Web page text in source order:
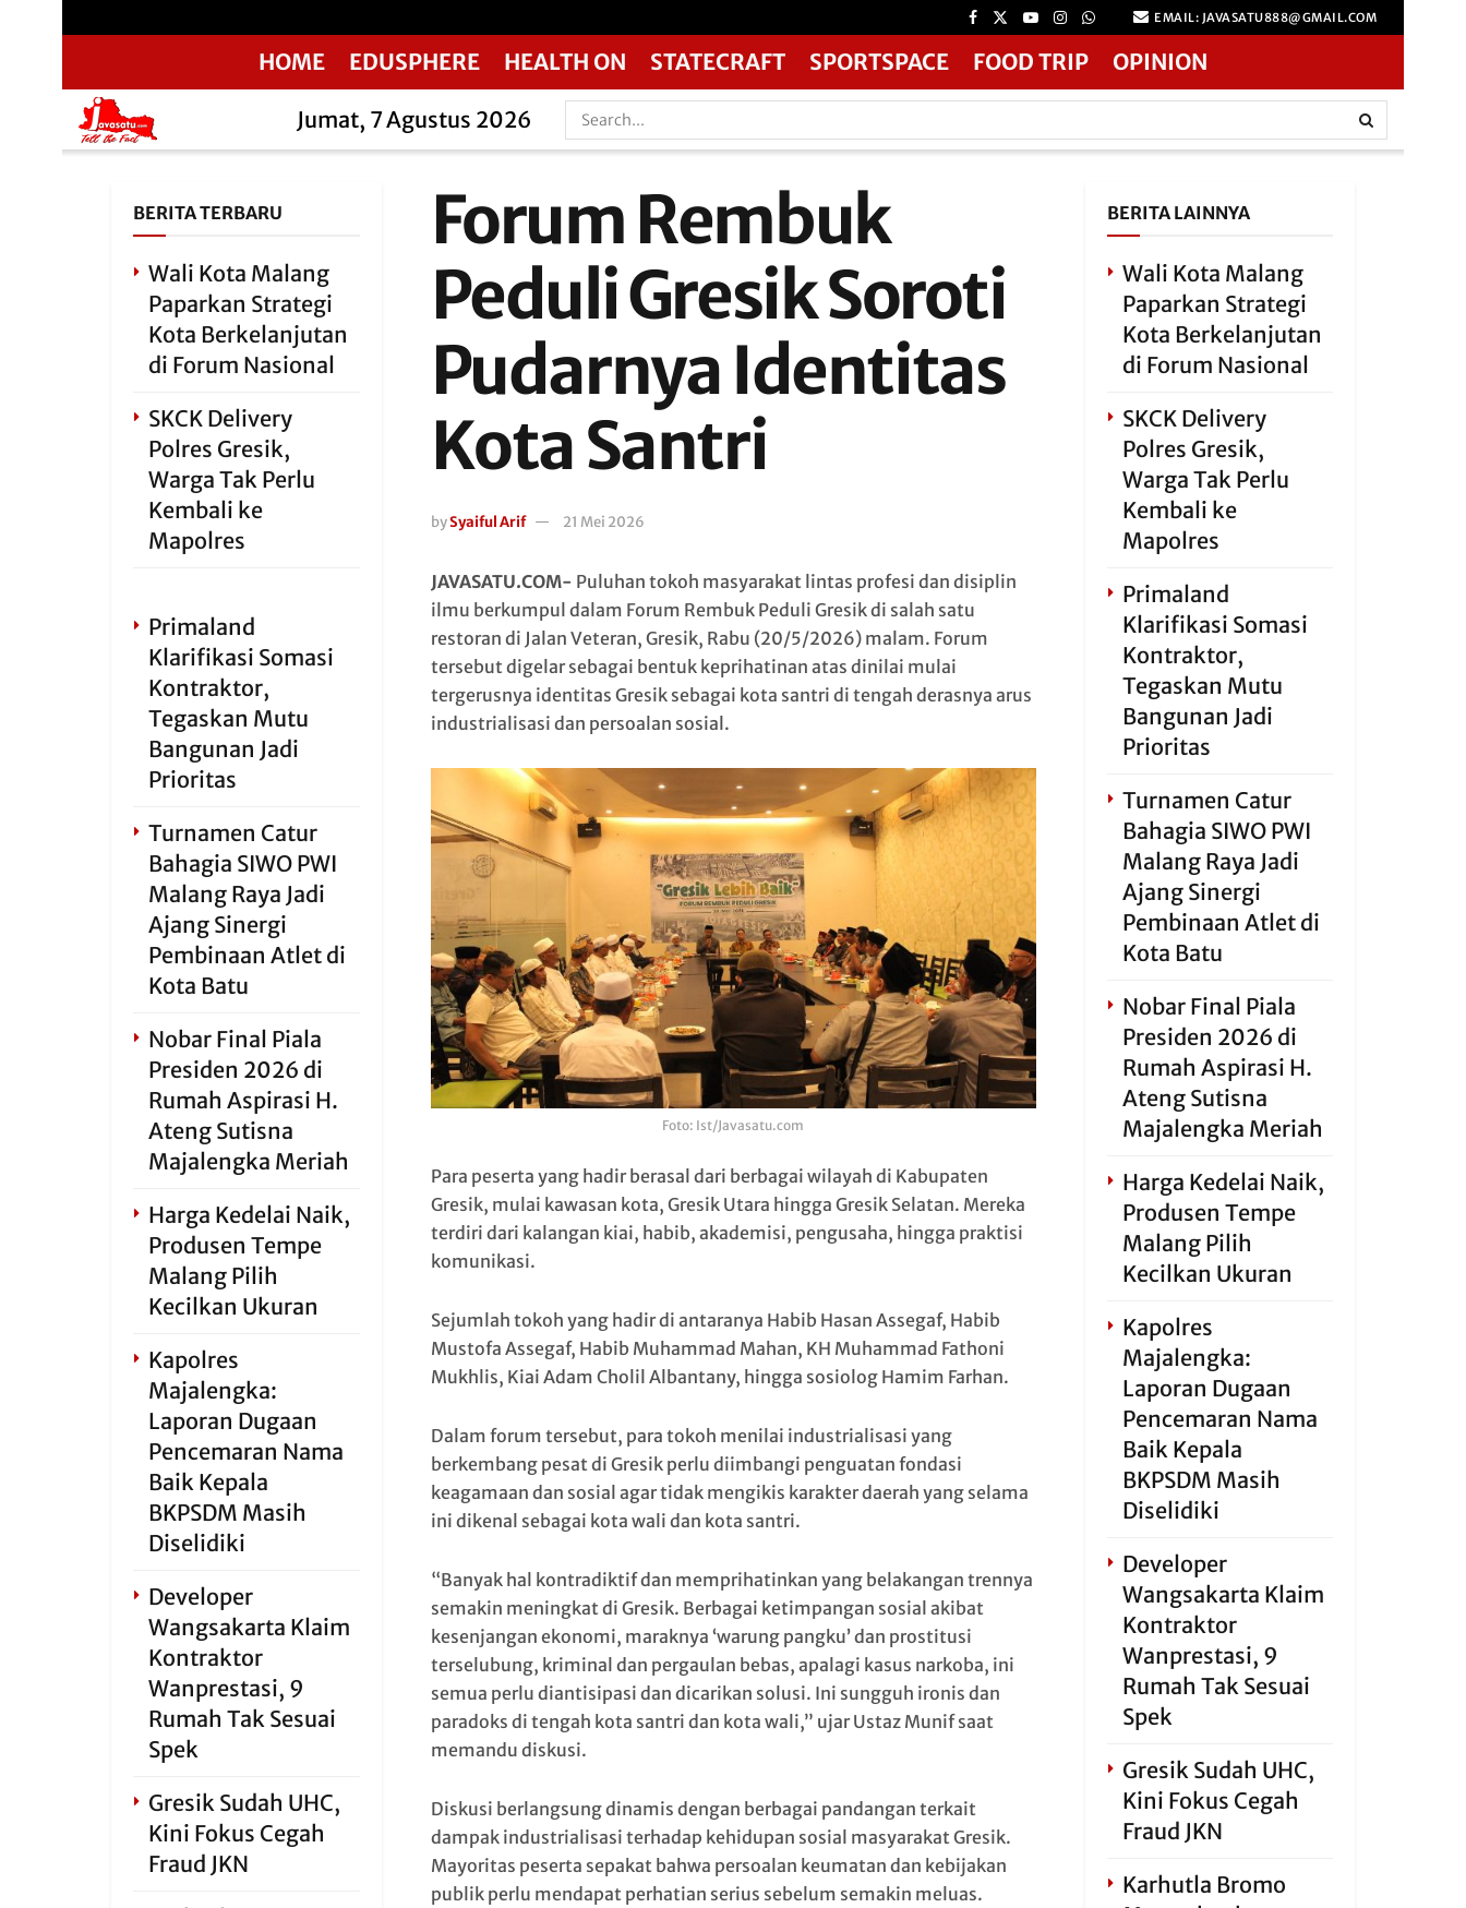
EMAIL: JAVASATU888@GMAIL.COM
HOME EDUSPHERE HEALTH ON STATECRAFT SPORTSPACE FOOD TRIP OPINION
Jumat, 7 Agustus 2026
Forum Rembuk
Peduli Gresik Soroti
Pudarnya Identitas
Kota Santri
bySyaiful Arif 21 Mei 2026
JAVASATU.COM- Puluhan tokoh masyarakat lintas profesi dan disiplin
ilmu berkumpul dalam Forum Rembuk Peduli Gresik di salah satu
restoran di Jalan Veteran, Gresik, Rabu (20/5/2026) malam. Forum
tersebut digelar sebagai bentuk keprihatinan atas dinilai mulai
tergerusnya identitas Gresik sebagai kota santri di tengah derasnya arus
industrialisasi dan persoalan sosial.
Foto: Ist/Javasatu.com
Para peserta yang hadir berasal dari berbagai wilayah di Kabupaten
Gresik, mulai kawasan kota, Gresik Utara hingga Gresik Selatan. Mereka
terdiri dari kalangan kiai, habib, akademisi, pengusaha, hingga praktisi
komunikasi.
Sejumlah tokoh yang hadir di antaranya Habib Hasan Assegaf, Habib
Mustofa Assegaf, Habib Muhammad Mahan, KH Muhammad Fathoni
Mukhlis, Kiai Adam Cholil Albantany, hingga sosiolog Hamim Farhan.
Dalam forum tersebut, para tokoh menilai industrialisasi yang
berkembang pesat di Gresik perlu diimbangi penguatan fondasi
keagamaan dan sosial agar tidak mengikis karakter daerah yang selama
ini dikenal sebagai kota wali dan kota santri.
“Banyak hal kontradiktif dan memprihatinkan yang belakangan trennya
semakin meningkat di Gresik. Berbagai ketimpangan sosial akibat
kesenjangan ekonomi, maraknya ‘warung pangku’ dan prostitusi
terselubung, kriminal dan pergaulan bebas, apalagi kasus narkoba, ini
semua perlu diantisipasi dan dicarikan solusi. Ini sungguh ironis dan
paradoks di tengah kota santri dan kota wali,” ujar Ustaz Munif saat
memandu diskusi.
Diskusi berlangsung dinamis dengan berbagai pandangan terkait
dampak industrialisasi terhadap kehidupan sosial masyarakat Gresik.
Mayoritas peserta sepakat bahwa persoalan keumatan dan kebijakan
publik perlu mendapat perhatian serius sebelum semakin meluas.
BERITA TERBARU
Wali Kota Malang
Paparkan Strategi
Kota Berkelanjutan
di Forum Nasional
SKCK Delivery
Polres Gresik,
Warga Tak Perlu
Kembali ke
Mapolres
Primaland
Klarifikasi Somasi
Kontraktor,
Tegaskan Mutu
Bangunan Jadi
Prioritas
Turnamen Catur
Bahagia SIWO PWI
Malang Raya Jadi
Ajang Sinergi
Pembinaan Atlet di
Kota Batu
Nobar Final Piala
Presiden 2026 di
Rumah Aspirasi H.
Ateng Sutisna
Majalengka Meriah
Harga Kedelai Naik,
Produsen Tempe
Malang Pilih
Kecilkan Ukuran
Kapolres
Majalengka:
Laporan Dugaan
Pencemaran Nama
Baik Kepala
BKPSDM Masih
Diselidiki
Developer
Wangsakarta Klaim
Kontraktor
Wanprestasi, 9
Rumah Tak Sesuai
Spek
Gresik Sudah UHC,
Kini Fokus Cegah
Fraud JKN
BERITA LAINNYA
Wali Kota Malang
Paparkan Strategi
Kota Berkelanjutan
di Forum Nasional
SKCK Delivery
Polres Gresik,
Warga Tak Perlu
Kembali ke
Mapolres
Primaland
Klarifikasi Somasi
Kontraktor,
Tegaskan Mutu
Bangunan Jadi
Prioritas
Turnamen Catur
Bahagia SIWO PWI
Malang Raya Jadi
Ajang Sinergi
Pembinaan Atlet di
Kota Batu
Nobar Final Piala
Presiden 2026 di
Rumah Aspirasi H.
Ateng Sutisna
Majalengka Meriah
Harga Kedelai Naik,
Produsen Tempe
Malang Pilih
Kecilkan Ukuran
Kapolres
Majalengka:
Laporan Dugaan
Pencemaran Nama
Baik Kepala
BKPSDM Masih
Diselidiki
Developer
Wangsakarta Klaim
Kontraktor
Wanprestasi, 9
Rumah Tak Sesuai
Spek
Gresik Sudah UHC,
Kini Fokus Cegah
Fraud JKN
Karhutla Bromo